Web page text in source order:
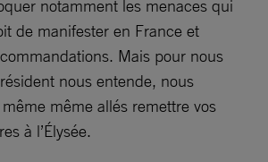
notamment les menaces qui
de manifester en France et
Mais pour nous
nous entende, nous
même allés remettre vos
à l’Élysée.